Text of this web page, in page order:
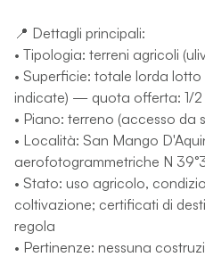
📍 Dettagli principali:
• Tipologia: terreni agricoli
• Superficie: totale lorda
indicate) — quota offerta: 1/2
• Piano: terreno (accesso da
• Località: San Mango
aerofotogrammetriche N
• Stato: uso agricolo,
coltivazione; certificati di
regola
• Pertinenze: nessuna